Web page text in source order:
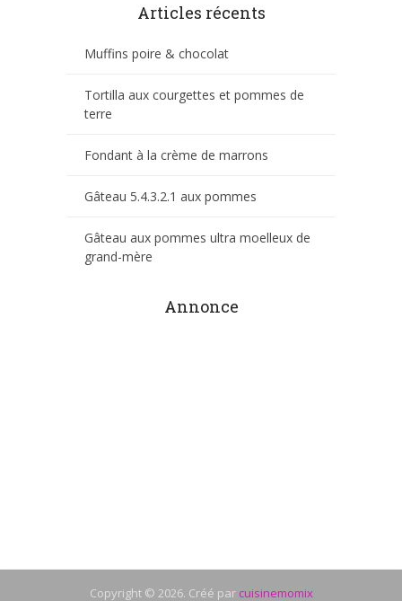
Articles récents
Muffins poire & chocolat
Tortilla aux courgettes et pommes de
terre
Fondant à la crème de marrons
Gâteau 5.4.3.2.1 aux pommes
Gâteau aux pommes ultra moelleux de
grand-mère
Annonce
Copyright © 2026. Créé par cuisinemomix